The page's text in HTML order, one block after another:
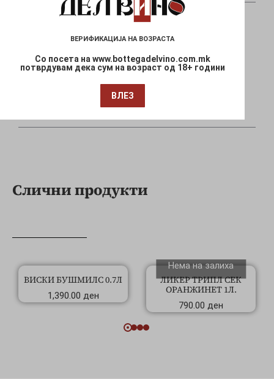
Достава до Вашата локација за 1-3 работни
Слични продукти
ВИСКИ БУШМИЛС 0.7Л
1,390.00 ден
Нема на залиха
ЛИКЕР ТРИПЛ СЕК
ОРАНЖИНЕТ 1Л.
790.00 ден
ВЕРИФИКАЦИЈА НА ВОЗРАСТА
Со посета на www.bottegadelvino.com.mk
потврдувам дека сум на возраст од 18+ години
ВЛЕЗ